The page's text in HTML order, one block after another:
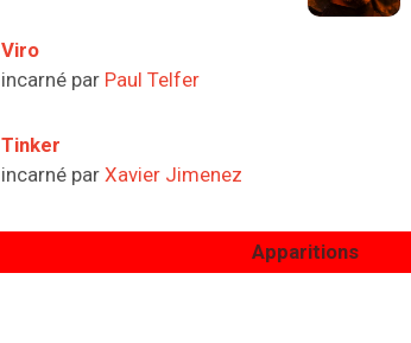
Viro
incarné par Paul Telfer
Tinker
incarné par Xavier Jimenez
Apparitions